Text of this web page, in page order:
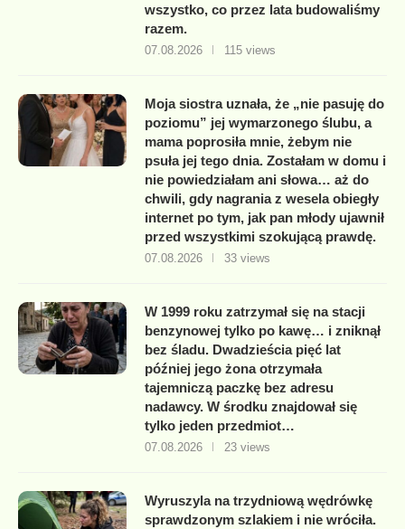
wszystko, co przez lata budowaliśmy
razem.
07.08.2026 115 views
Moja siostra uznała, że „nie pasuję do
poziomu” jej wymarzonego ślubu, a
mama poprosiła mnie, żebym nie
psuła jej tego dnia. Zostałam w domu i
nie powiedziałam ani słowa… aż do
chwili, gdy nagrania z wesela obiegły
internet po tym, jak pan młody ujawnił
przed wszystkimi szokującą prawdę.
07.08.2026 33 views
W 1999 roku zatrzymał się na stacji
benzynowej tylko po kawę… i zniknął
bez śladu. Dwadzieścia pięć lat
później jego żona otrzymała
tajemniczą paczkę bez adresu
nadawcy. W środku znajdował się
tylko jeden przedmiot…
07.08.2026 23 views
Wyruszyla na trzydniową wędrówkę
sprawdzonym szlakiem i nie wróciła.